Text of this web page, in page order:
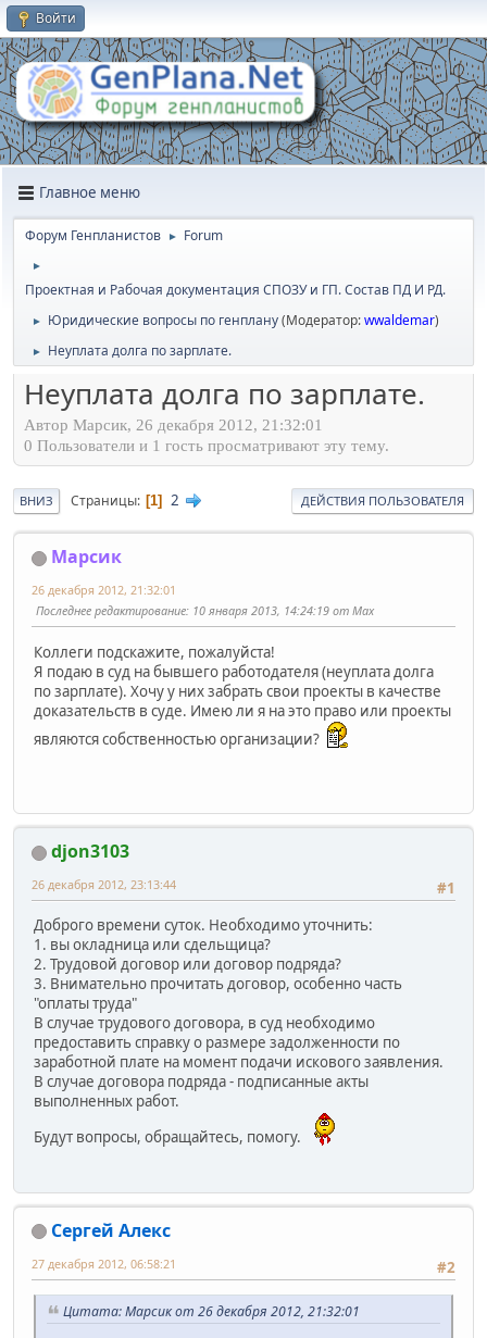
Войти
Главное меню
Форум Генпланистов ► Forum
►
Проектная и Рабочая документация СПОЗУ и ГП. Состав ПД И РД.
► Юридичеcкие вопросы по генплану(Модератор:wwaldemar)
► Неуплата долга по зарплате.
Неуплата долга по зарплате.
Автор Марсик, 26 декабря 2012, 21:32:01
0 Пользователи и 1 гость просматривают эту тему.
ВНИЗ Страницы 1 2 ДЕЙСТВИЯ ПОЛЬЗОВАТЕЛЯ
Марсик
26 декабря 2012, 21:32:01
Последнее редактирование: 10 января 2013, 14:24:19 от Max
Коллеги подскажите, пожалуйста!
Я подаю в суд на бывшего работодателя (неуплата долга
по зарплате). Хочу у них забрать свои проекты в качестве
доказательств в суде. Имею ли я на это право или проекты
являются собственностью организации?
djon3103
#1
26 декабря 2012, 23:13:44
Доброго времени суток. Необходимо уточнить:
1. вы окладница или сдельщица?
2. Трудовой договор или договор подряда?
3. Внимательно прочитать договор, особенно часть
"оплаты труда"
В случае трудового договора, в суд необходимо
предоставить справку о размере задолженности по
заработной плате на момент подачи искового заявления.
В случае договора подряда - подписанные акты
выполненных работ.
Будут вопросы, обращайтесь, помогу.
Сергей Алекс
#2
27 декабря 2012, 06:58:21
Цитата: Марсик от 26 декабря 2012, 21:32:01